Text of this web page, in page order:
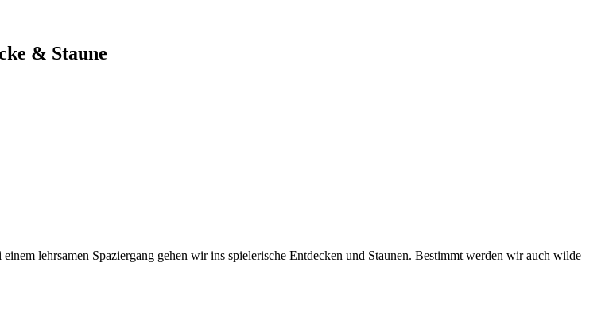
& Staune
lehrsamen Spaziergang gehen wir ins spielerische Entdecken und Staunen. Bestimmt werden wir auch wilde